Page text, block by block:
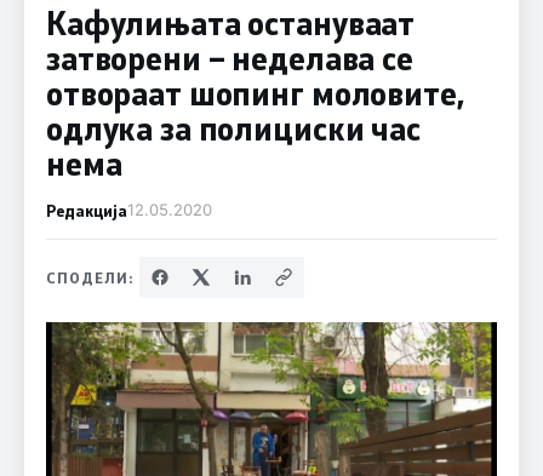
Кафулињата остануваат
затворени – неделава се
отвораат шопинг моловите,
одлука за полициски час
нема
Редакција12.05.2020
СПОДЕЛИ: